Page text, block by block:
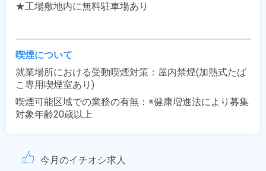
★工場敷地内に無料駐車場あり
喫煙について
就業場所における受動喫煙対策：屋内禁煙(加熱式たば
こ専用喫煙室あり)
喫煙可能区域での業務の有無：※健康増進法により募集
対象年齢20歳以上
今月のイチオシ求人